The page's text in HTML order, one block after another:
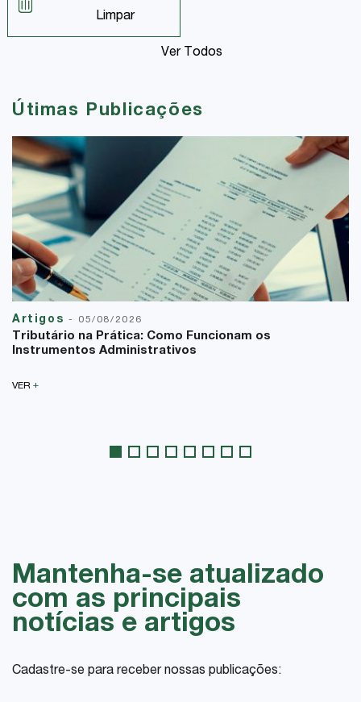
Limpar
Ver Todos
Útimas Publicações
Artigos - 05/08/2026
Tributário na Prática: Como Funcionam os
Instrumentos Administrativos
VER +
Mantenha-se atualizado
com as principais
notícias e artigos
Cadastre-se para receber nossas publicações: